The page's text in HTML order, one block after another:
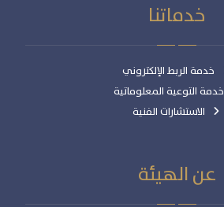
خدماتنا
خدمة الربط الإلكتروني
خدمة التوعية المعلوماتية
الاستشارات الفنية
عن الهيئة